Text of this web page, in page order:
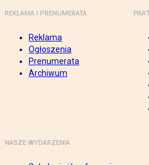
REKLAMA I PRENUMERATA
Reklama
Ogłoszenia
Prenumerata
Archiwum
NASZE WYDARZENIA